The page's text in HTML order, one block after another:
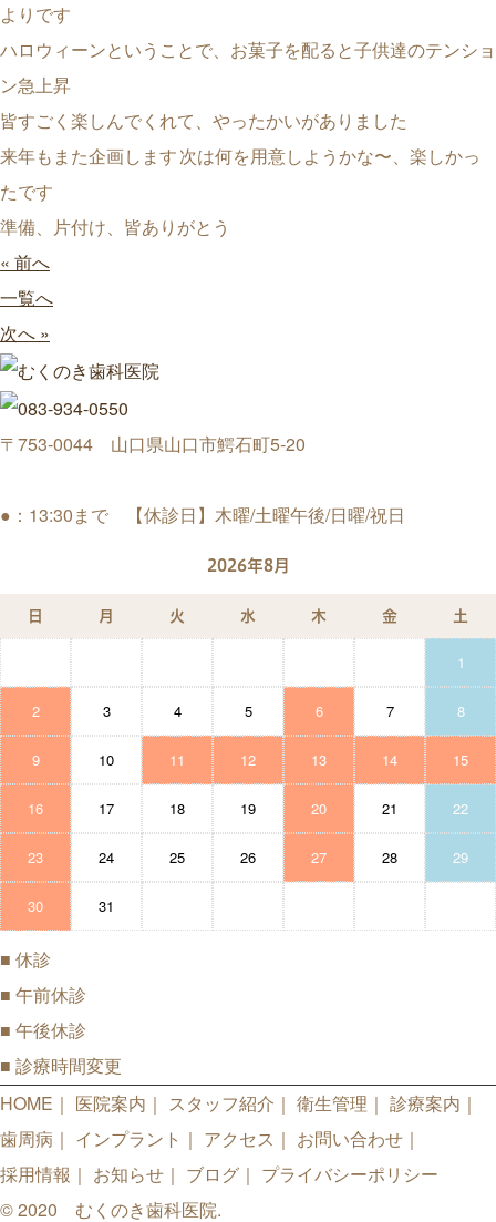
よりです
ハロウィーンということで、お菓子を配ると子供達のテンショ
ン急上昇
皆すごく楽しんでくれて、やったかいがありました
来年もまた企画します次は何を用意しようかな〜、楽しかっ
たです
準備、片付け、皆ありがとう
« 前へ
一覧へ
次へ »
〒753-0044 山口県山口市鰐石町5-20
●：13:30まで 【休診日】木曜/土曜午後/日曜/祝日
2026年8月
日 月 火 水 木 金 土
1
2 3 4 5 6 7 8
9 10 11 12 13 14 15
16 17 18 19 20 21 22
23 24 25 26 27 28 29
30 31
■ 休診
■ 午前休診
■ 午後休診
■ 診療時間変更
HOME
医院案内 スタッフ紹介 衛生管理
診療案内
歯周病
インプラント アクセス
お問い合わせ
採用情報
お知らせ ブログ
プライバシーポリシー
© 2020 むくのき歯科医院.